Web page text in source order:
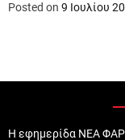
Posted on 9 Ιουλίου
Η εφημερίδα ΝΕΑ